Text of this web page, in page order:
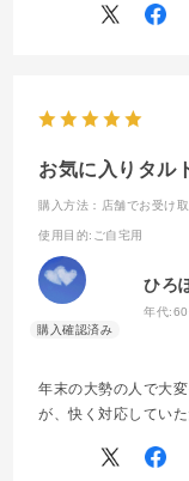
お気に入りタル
購入方法：店舗でお受け取
使用目的:ご自宅用
ひろ
年代:
年末の大勢の人で大
が、快く対応してい